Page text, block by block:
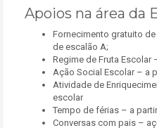
Apoios na área da
Fornecimento gratuito
de escalão A;
Regime de Fruta
Ação Social Escolar – a
Atividade de
escolar
Tempo de férias – a
Conversas com pais –